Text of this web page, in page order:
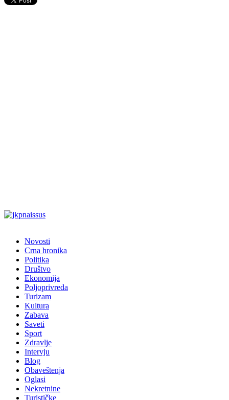
Novosti
Crna hronika
Politika
Društvo
Ekonomija
Poljoprivreda
Turizam
Kultura
Zabava
Saveti
Sport
Zdravlje
Intervju
Blog
Obaveštenja
Oglasi
Nekretnine
Turističke